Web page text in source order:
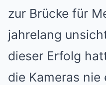
zur Brücke für
jahrelang
dieser Erfolg
die Kameras